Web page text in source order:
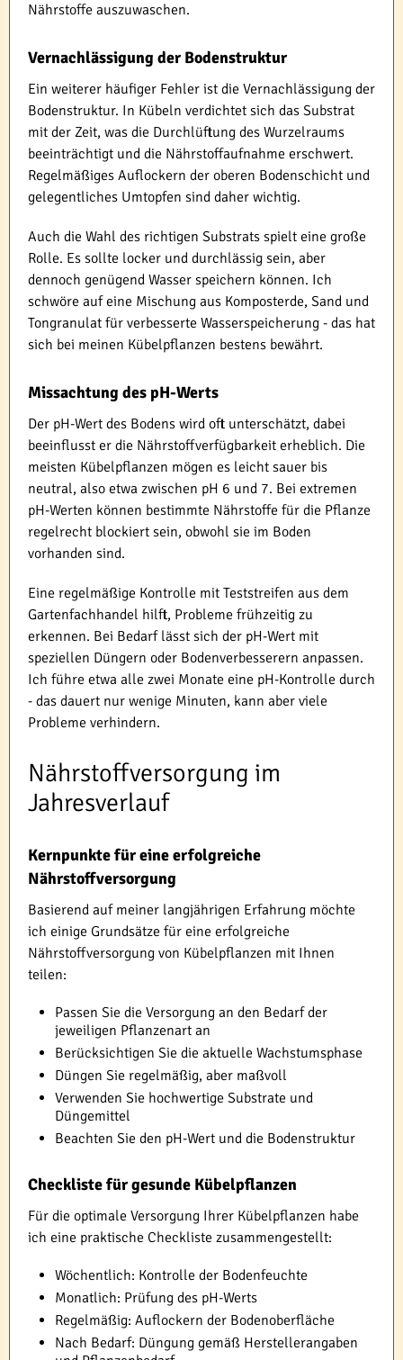
Nährstoffe auszuwaschen.
Vernachlässigung der Bodenstruktur
Ein weiterer häufiger Fehler ist die Vernachlässigung der
Bodenstruktur. In Kübeln verdichtet sich das Substrat
mit der Zeit, was die Durchlüftung des Wurzelraums
beeinträchtigt und die Nährstoffaufnahme erschwert.
Regelmäßiges Auflockern der oberen Bodenschicht und
gelegentliches Umtopfen sind daher wichtig.
Auch die Wahl des richtigen Substrats spielt eine große
Rolle. Es sollte locker und durchlässig sein, aber
dennoch genügend Wasser speichern können. Ich
schwöre auf eine Mischung aus Komposterde, Sand und
Tongranulat für verbesserte Wasserspeicherung - das hat
sich bei meinen Kübelpflanzen bestens bewährt.
Missachtung des pH-Werts
Der pH-Wert des Bodens wird oft unterschätzt, dabei
beeinflusst er die Nährstoffverfügbarkeit erheblich. Die
meisten Kübelpflanzen mögen es leicht sauer bis
neutral, also etwa zwischen pH 6 und 7. Bei extremen
pH-Werten können bestimmte Nährstoffe für die Pflanze
regelrecht blockiert sein, obwohl sie im Boden
vorhanden sind.
Eine regelmäßige Kontrolle mit Teststreifen aus dem
Gartenfachhandel hilft, Probleme frühzeitig zu
erkennen. Bei Bedarf lässt sich der pH-Wert mit
speziellen Düngern oder Bodenverbesserern anpassen.
Ich führe etwa alle zwei Monate eine pH-Kontrolle durch
- das dauert nur wenige Minuten, kann aber viele
Probleme verhindern.
Nährstoffversorgung im
Jahresverlauf
Kernpunkte für eine erfolgreiche
Nährstoffversorgung
Basierend auf meiner langjährigen Erfahrung möchte
ich einige Grundsätze für eine erfolgreiche
Nährstoffversorgung von Kübelpflanzen mit Ihnen
teilen:
Passen Sie die Versorgung an den Bedarf der
jeweiligen Pflanzenart an
Berücksichtigen Sie die aktuelle Wachstumsphase
Düngen Sie regelmäßig, aber maßvoll
Verwenden Sie hochwertige Substrate und
Düngemittel
Beachten Sie den pH-Wert und die Bodenstruktur
Checkliste für gesunde Kübelpflanzen
Für die optimale Versorgung Ihrer Kübelpflanzen habe
ich eine praktische Checkliste zusammengestellt:
Wöchentlich: Kontrolle der Bodenfeuchte
Monatlich: Prüfung des pH-Werts
Regelmäßig: Auflockern der Bodenoberfläche
Nach Bedarf: Düngung gemäß Herstellerangaben